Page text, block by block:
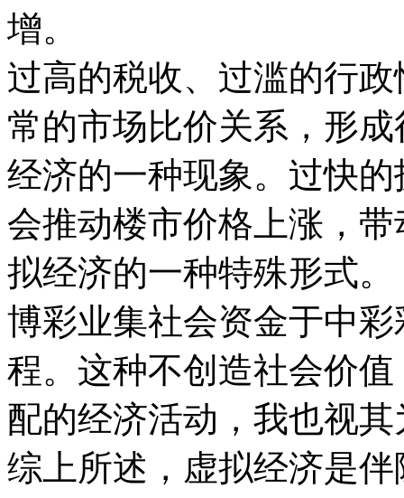
增。
过高的税收、过滥的行
常的市场比价关系，形
经济的一种现象。过快
会推动楼市价格上涨，
拟经济的一种特殊形式。
博彩业集社会资金于中
程。这种不创造社会价
配的经济活动，我也视
综上所述，虚拟经济是